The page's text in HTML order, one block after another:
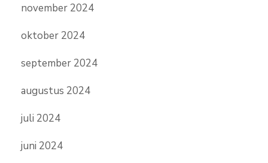
november 2024
oktober 2024
september 2024
augustus 2024
juli 2024
juni 2024